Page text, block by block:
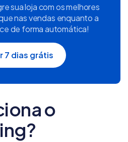
sua loja com os melhores
nas vendas enquanto a
de forma automática!
7 dias grátis
o